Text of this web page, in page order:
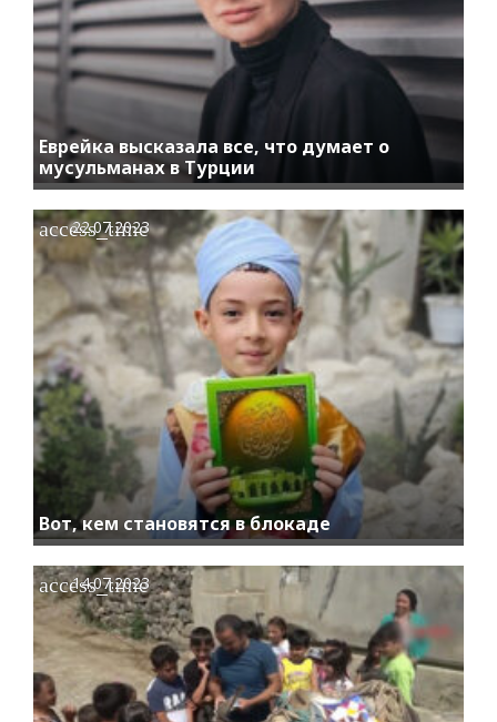
Еврейка высказала все, что думает о
мусульманах в Турции
Вот, кем становятся в блокаде
access_time
22.07.2023
access_time
14.07.2023